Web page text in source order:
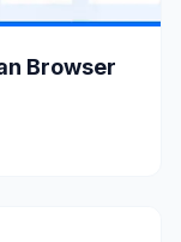
Browser